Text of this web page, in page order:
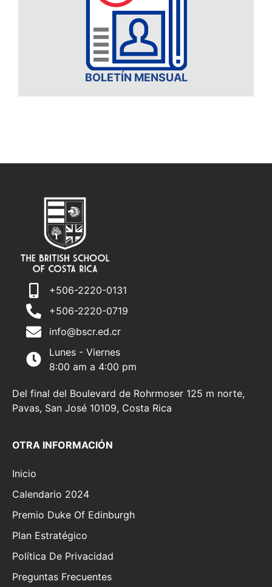
BOLETÍN MENSUAL
+506-2220-0131
+506-2220-0719
info@bscr.ed.cr
Lunes - Viernes
8:00 am a 4:00 pm
Del final del Boulevard de Rohrmoser 125 m norte,
Pavas, San José 10109, Costa Rica
OTRA INFORMACIÓN
Inicio
Calendario 2024
Premio Duke Of Edinburgh
Plan Estratégico
Política De Privacidad
Preguntas Frecuentes